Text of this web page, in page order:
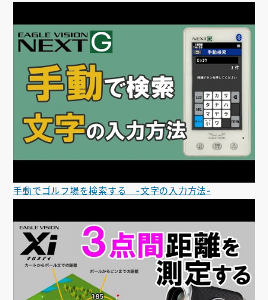
手動でゴルフ場を検索する -文字の入力方法-